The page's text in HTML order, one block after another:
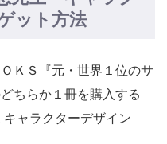
ット方法
ＫＳ『元・世界１位のサ
ちらか１冊を購入する
ャラクターデザイン